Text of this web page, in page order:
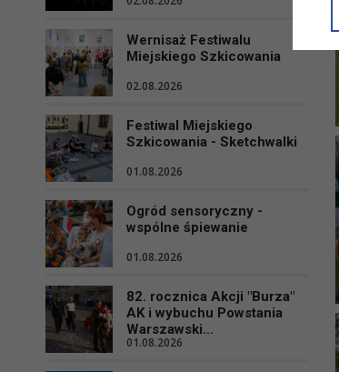
Wernisaż Festiwalu
Miejskiego Szkicowania
02.08.2026
Festiwal Miejskiego
Szkicowania - Sketchwalki
01.08.2026
Ogród sensoryczny -
wspólne śpiewanie
01.08.2026
82. rocznica Akcji "Burza"
AK i wybuchu Powstania
Warszawski...
01.08.2026